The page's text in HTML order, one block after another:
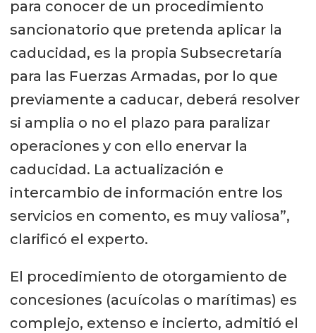
para conocer de un procedimiento
sancionatorio que pretenda aplicar la
caducidad, es la propia Subsecretaría
para las Fuerzas Armadas, por lo que
previamente a caducar, deberá resolver
si amplia o no el plazo para paralizar
operaciones y con ello enervar la
caducidad. La actualización e
intercambio de información entre los
servicios en comento, es muy valiosa”,
clarificó el experto.
El procedimiento de otorgamiento de
concesiones (acuícolas o marítimas) es
complejo, extenso e incierto, admitió el